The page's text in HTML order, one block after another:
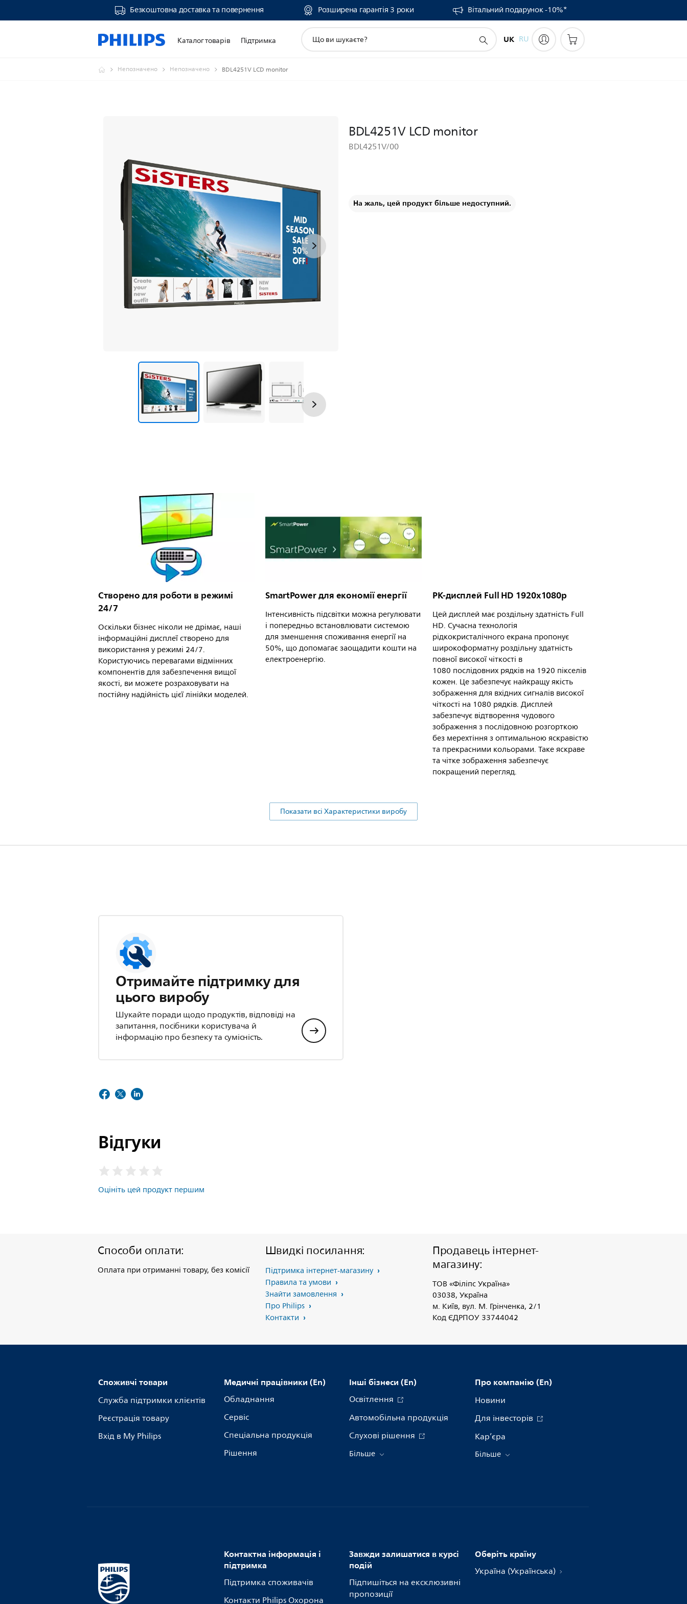
Безкоштовна доставка та повернення Розширена гарантія 3 роки Вітальний подарунок -10%*
Каталог товарів Підтримка
іконок
UK RU
Непозначено Непозначено BDL4251V LCD monitor
BDL4251V LCD monitor
BDL4251V/00
На жаль, цей продукт більше недоступний.
Створено для роботи в режимі
24/7
Оскільки бізнес ніколи не дрімає, наші
інформаційні дисплеї створено для
використання у режимі 24/7.
Користуючись перевагами відмінних
компонентів для забезпечення вищої
якості, ви можете розраховувати на
постійну надійність цієї лінійки моделей.
SmartPower для економії енергії
Інтенсивність підсвітки можна регулювати
і попередньо встановлювати системою
для зменшення споживання енергії на
50%, що допомагає заощадити кошти на
електроенергію.
РК-дисплей Full HD 1920x1080p
Цей дисплей має роздільну здатність Full
HD. Сучасна технологія
рідкокристалічного екрана пропонує
широкоформатну роздільну здатність
повної високої чіткості в
1080 послідовних рядків на 1920 пікселів
кожен. Це забезпечує найкращу якість
зображення для вхідних сигналів високої
чіткості на 1080 рядків. Дисплей
забезпечує відтворення чудового
зображення з послідовною розгорткою
без мерехтіння з оптимальною яскравістю
та прекрасними кольорами. Таке яскраве
та чітке зображення забезпечує
покращений перегляд.
Показати всі Характеристики виробу
Отримайте підтримку для
цього виробу
Шукайте поради щодо продуктів, відповіді на
запитання, посібники користувача й
інформацію про безпеку та сумісність.
Відгуки
Оцініть цей продукт першим
Способи оплати:
Оплата при отриманні товару, без комісії
Швидкі посилання:
Підтримка інтернет-магазину
Правила та умови
Знайти замовлення
Про Philips
Контакти
Продавець інтернет-
магазину:
ТОВ «Філіпс Україна»
03038, Україна
м. Київ, вул. М. Грінченка, 2/1
Код ЄДРПОУ 33744042
Споживчі товари
Служба підтримки клієнтів
Реєстрація товару
Вхід в My Philips
Медичні працівники (En)
Обладнання
Сервіс
Спеціальна продукція
Рішення
Інші бізнеси (En)
Освітлення
Автомобільна продукція
Слухові рішення
Більше
Про компанію (En)
Новини
Для інвесторів
Кар’єра
Більше
Контактна інформація і
підтримка
Підтримка споживачів
Контакти Philips Охорона
Завжди залишатися в курсі
подій
Підпишіться на ексклюзивні
пропозиції
Оберіть країну
Україна (Українська)